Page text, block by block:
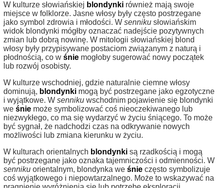
W kulturze słowiańskiej blondynki również mają swoje
miejsce w folklorze. Jasne włosy były często postrzegane
jako symbol zdrowia i młodości. W senniku słowiańskim
widok blondynki mógłby oznaczać nadejście pozytywnych
zmian lub dobrą nowinę. W mitologii słowiańskiej blond
włosy były przypisywane postaciom związanym z naturą i
płodnością, co w śnie mogłoby sugerować nowy początek
lub rozwój osobisty.
W kulturze wschodniej, gdzie naturalnie ciemne włosy
dominują, blondynki mogą być postrzegane jako egzotyczne
i wyjątkowe. W senniku wschodnim pojawienie się blondynki
we śnie może symbolizować coś nieoczekiwanego lub
niezwykłego, co ma się wydarzyć w życiu śniącego. To może
być sygnał, że nadchodzi czas na odkrywanie nowych
możliwości lub zmiana kierunku w życiu.
W kulturach orientalnych blondynki są rzadkością i mogą
być postrzegane jako oznaka tajemniczości i odmienności. W
senniku orientalnym, blondynka we śnie często symbolizuje
coś wyjątkowego i niepowtarzalnego. Może to wskazywać na